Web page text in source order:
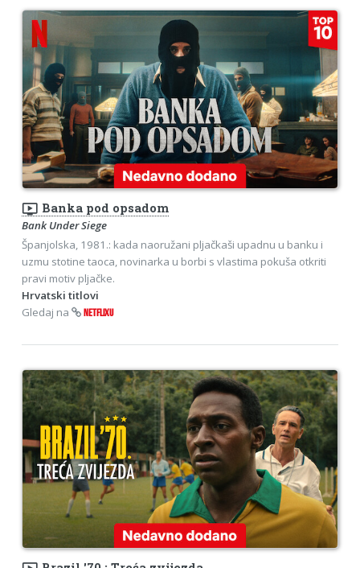
ondemand_video Banka pod opsadom
Bank Under Siege
Španjolska, 1981.: kada naoružani pljačkaši upadnu u banku i
uzmu stotine taoca, novinarka u borbi s vlastima pokuša otkriti
pravi motiv pljačke.
Hrvatski titlovi
Gledaj na
NETFLIXU